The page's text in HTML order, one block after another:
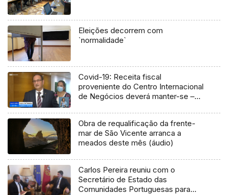
Eleições decorrem com
`normalidade`
Covid-19: Receita fiscal
proveniente do Centro Internacional
de Negócios deverá manter-se –
Obra de requalificação da frente-
mar de São Vicente arranca a
meados deste mês (áudio)
Carlos Pereira reuniu com o
Secretário de Estado das
Comunidades Portuguesas para